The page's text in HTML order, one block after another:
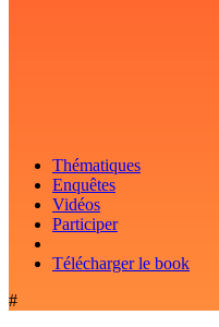
Thématiques
Enquêtes
Vidéos
Participer
Télécharger le book
#